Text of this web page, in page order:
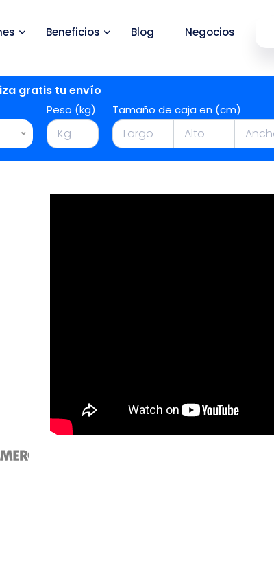
Beneficios Blog Negocios
gratis tu envío
Peso (kg) Tamaño de caja en (cm)